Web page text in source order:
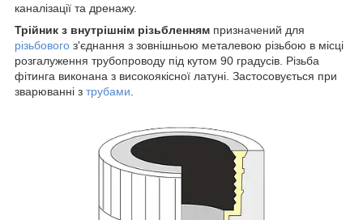
каналізації та дренажу.
Трійник з внутрішнім різьбленням призначений для
різьбового з'єднання з зовнішньою металевою різьбою в місці
розгалуження трубопроводу під кутом 90 градусів. Різьба
фітинга виконана з високоякісної латуні. Застосовується при
зварюванні з трубами